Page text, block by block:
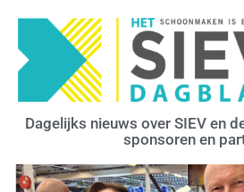
Dagelijks nieuws over SIEV en
sponsoren en